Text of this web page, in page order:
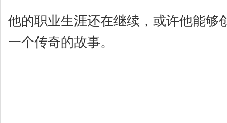
他的职业生涯还在继续，或许他能够
一个传奇的故事。